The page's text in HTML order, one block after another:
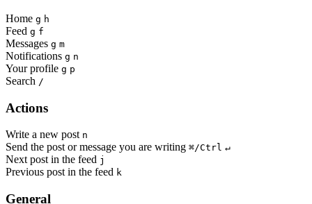
Home g h
Feed g f
Messages g m
Notifications g n
Your profile g p
Search /
Actions
Write a new post n
Send the post or message you are writing ⌘/Ctrl ↵
Next post in the feed j
Previous post in the feed k
General